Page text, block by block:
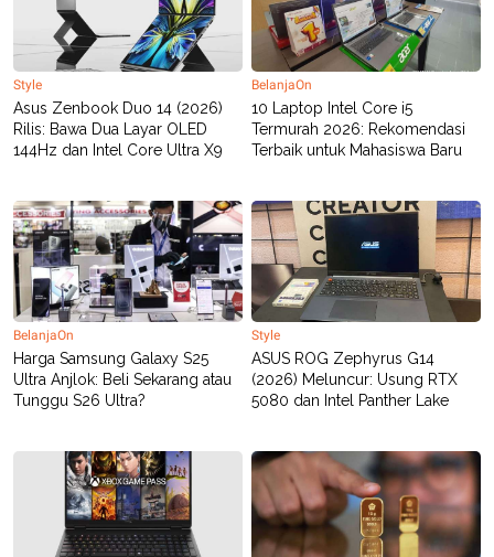
Style
Asus Zenbook Duo 14 (2026)
Rilis: Bawa Dua Layar OLED
144Hz dan Intel Core Ultra X9
BelanjaOn
10 Laptop Intel Core i5
Termurah 2026: Rekomendasi
Terbaik untuk Mahasiswa Baru
BelanjaOn
Harga Samsung Galaxy S25
Ultra Anjlok: Beli Sekarang atau
Tunggu S26 Ultra?
Style
ASUS ROG Zephyrus G14
(2026) Meluncur: Usung RTX
5080 dan Intel Panther Lake